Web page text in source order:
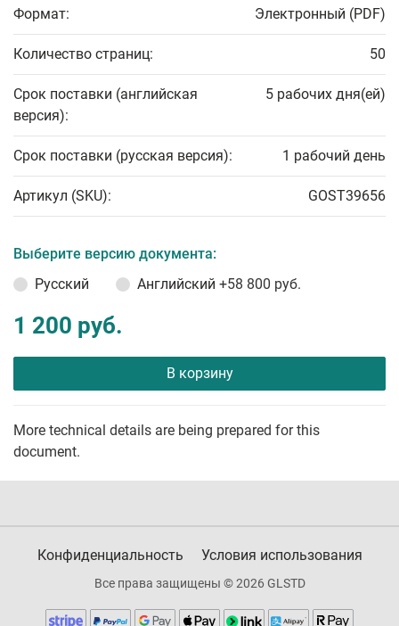
Формат: Электронный (PDF)
Количество страниц: 50
Срок поставки (английская
версия):
5 рабочих дня(ей)
Срок поставки (русская версия): 1 рабочий день
Артикул (SKU): GOST39656
Выберите версию документа:
Русский
Английский +58 800 руб.
1 200 руб.
В корзину
More technical details are being prepared for this
document.
Конфиденциальность Условия использования
Все права защищены © 2026 GLSTD